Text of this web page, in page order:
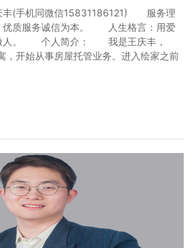
丰(手机同微信15831186121) 服务理
优质服务诚信为本。 人生格言：用爱
做人。 个人简介： 我是王庆丰，
，开始从事房屋托管业务。进入绘家之前